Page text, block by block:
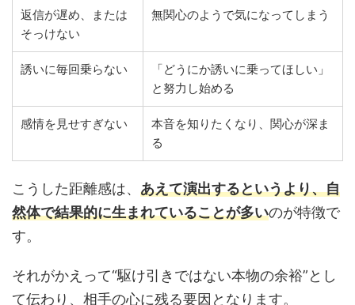
返信が遅め、または
そっけない
無関心のようで気になってしまう
誘いに毎回乗らない
「どうにか誘いに乗ってほしい」
と努力し始める
感情を見せすぎない
本音を知りたくなり、関心が深ま
る
こうした距離感は、 あえて演出するというより、自
然体で結果的に生まれていることが多いのが特徴で
す。
それがかえって“駆け引きではない本物の余裕”とし
て伝わり、相手の心に残る要因となります。